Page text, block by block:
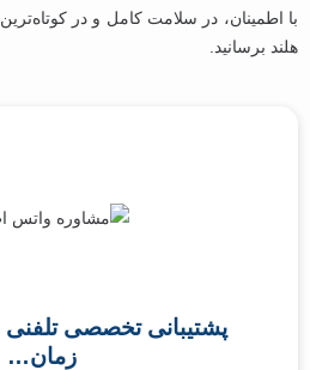
با اطمینان، در سلامت کامل و در
هلند برسانید.
پشتیبانی تخصصی تلفنی
زمان…